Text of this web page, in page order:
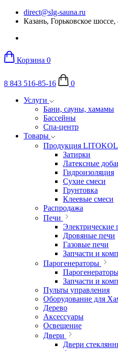
direct@slg-sauna.ru
Казань, Горьковское
Корзина 0
8 843 516-85-16
0
Услуги
Бани, сауны, хамамы
Бассейны
Спа-центр
Товары
Продукция LITOKOL
Затирки
Латексные
Гидроизоляция
Сухие смеси
Грунтовка
Клеевые смеси
Распродажа
Печи
Электрические
Дровяные печи
Газовые печи
Запчасти и
Парогенераторы
Запчасти и
Пульты управления
Оборудование для
Дерево
Аксессуары
Освещение
Двери
Двери